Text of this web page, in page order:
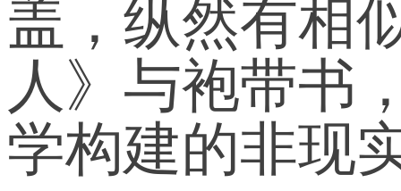
盖，纵然有相
人》与袍带书
学构建的非现